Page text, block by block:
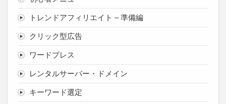
トレンドアフィリエイト – 準備編
クリック型広告
ワードプレス
レンタルサーバー・ドメイン
キーワード選定